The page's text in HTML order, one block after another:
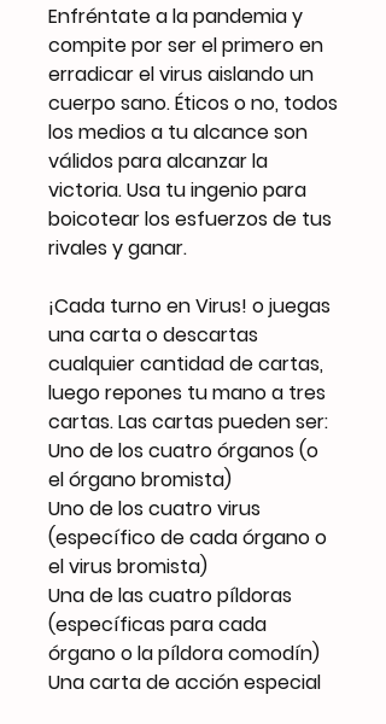
Enfréntate a la pandemia y
compite por ser el primero en
erradicar el virus aislando un
cuerpo sano. Éticos o no, todos
los medios a tu alcance son
válidos para alcanzar la
victoria. Usa tu ingenio para
boicotear los esfuerzos de tus
rivales y ganar.
¡Cada turno en Virus! o juegas
una carta o descartas
cualquier cantidad de cartas,
luego repones tu mano a tres
cartas. Las cartas pueden ser:
Uno de los cuatro órganos (o
el órgano bromista)
Uno de los cuatro virus
(específico de cada órgano o
el virus bromista)
Una de las cuatro píldoras
(específicas para cada
órgano o la píldora comodín)
Una carta de acción especial